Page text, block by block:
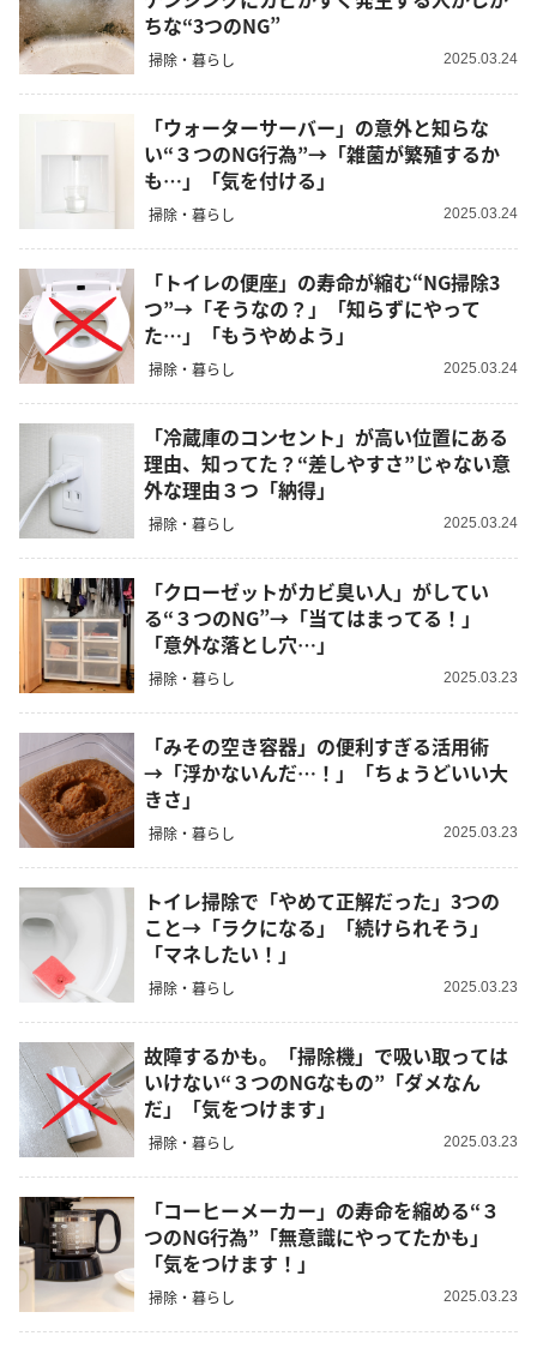
ちな“3つのNG”
掃除・暮らし 2025.03.24
「ウォーターサーバー」の意外と知らな
い“３つのNG行為”→「雑菌が繁殖するか
も…」「気を付ける」
掃除・暮らし 2025.03.24
「トイレの便座」の寿命が縮む“NG掃除3
つ”→「そうなの？」「知らずにやって
た…」「もうやめよう」
掃除・暮らし 2025.03.24
「冷蔵庫のコンセント」が高い位置にある
理由、知ってた？“差しやすさ”じゃない意
外な理由３つ「納得」
掃除・暮らし 2025.03.24
「クローゼットがカビ臭い人」がしてい
る“３つのNG”→「当てはまってる！」
「意外な落とし穴…」
掃除・暮らし 2025.03.23
「みその空き容器」の便利すぎる活用術
→「浮かないんだ…！」「ちょうどいい大
きさ」
掃除・暮らし 2025.03.23
トイレ掃除で「やめて正解だった」3つの
こと→「ラクになる」「続けられそう」
「マネしたい！」
掃除・暮らし 2025.03.23
故障するかも。「掃除機」で吸い取っては
いけない“３つのNGなもの”「ダメなん
だ」「気をつけます」
掃除・暮らし 2025.03.23
「コーヒーメーカー」の寿命を縮める“３
つのNG行為”「無意識にやってたかも」
「気をつけます！」
掃除・暮らし 2025.03.23